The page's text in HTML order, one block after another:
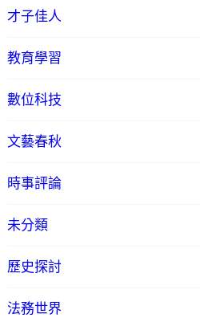
才子佳人
教育學習
數位科技
文藝春秋
時事評論
未分類
歷史探討
法務世界